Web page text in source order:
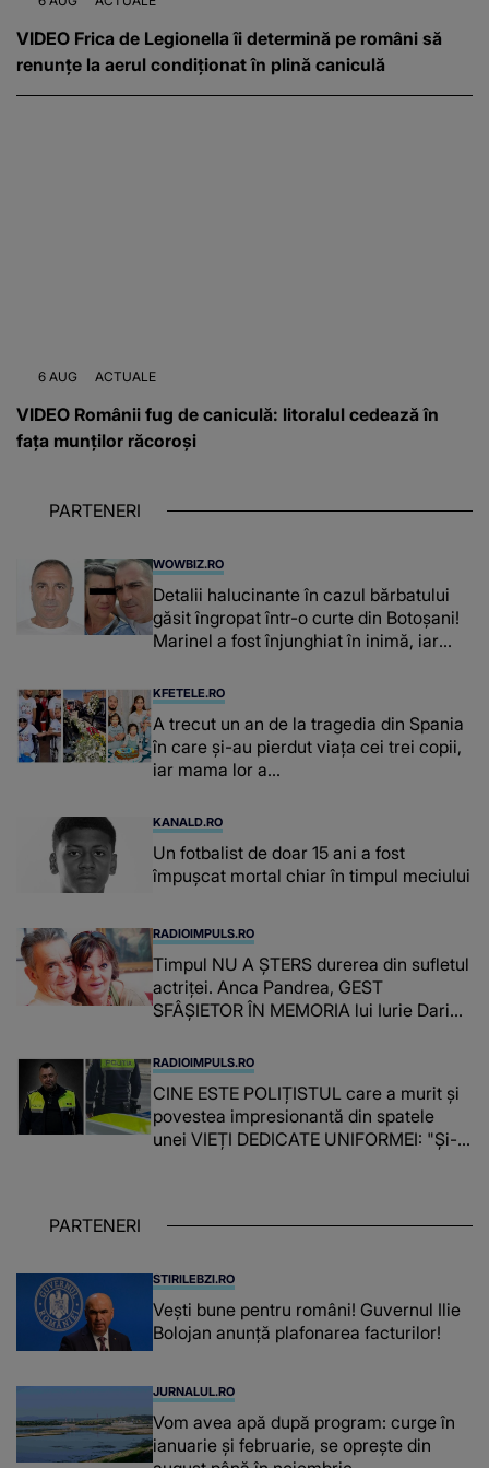
VIDEO Frica de Legionella îi determină pe români să
renunțe la aerul condiționat în plină caniculă
6 AUG ACTUALE
VIDEO Românii fug de caniculă: litoralul cedează în
fața munților răcoroși
PARTENERI
WOWBIZ.RO
Detalii halucinante în cazul bărbatului
găsit îngropat într-o curte din Botoșani!
Marinel a fost înjunghiat în inimă, iar
suspecți
KFETELE.RO
A trecut un an de la tragedia din Spania
în care și-au pierdut viața cei trei copii,
iar mama lor a…
KANALD.RO
Un fotbalist de doar 15 ani a fost
împușcat mortal chiar în timpul meciului
RADIOIMPULS.RO
Timpul NU A ȘTERS durerea din sufletul
actriței. Anca Pandrea, GEST
SFÂȘIETOR ÎN MEMORIA lui Iurie Darie:
timpul parcă..."
RADIOIMPULS.RO
CINE ESTE POLIȚISTUL care a murit și
povestea impresionantă din spatele
unei VIEȚI DEDICATE UNIFORMEI: "Și-a
PARTENERI
STIRILEBZI.RO
Vești bune pentru români! Guvernul Ilie
Bolojan anunță plafonarea facturilor!
JURNALUL.RO
Vom avea apă după program: curge în
ianuarie și februarie, se oprește din